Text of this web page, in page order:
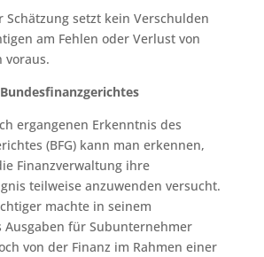
Schätzung setzt kein Verschulden
am Fehlen oder Verlust von
voraus.
ergangenen Erkenntnis des
(BFG) kann man erkennen,
Finanzverwaltung ihre
teilweise anzuwenden versucht.
machte in seinem
Ausgaben für Subunternehmer
von der Finanz im Rahmen einer